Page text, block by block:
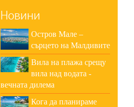
Новини
Остров Мале –
сърцето на Малдивите
Вила на плажа срещу
вила над водата -
вечната дилема
Кога да планираме